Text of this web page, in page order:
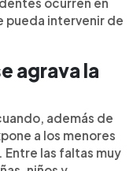
pueda intervenir de
agrava la
además de
a los menores
las faltas muy